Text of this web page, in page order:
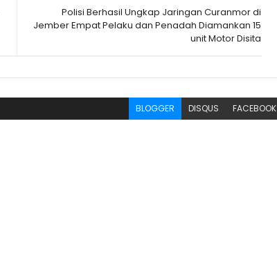
Polisi Berhasil Ungkap Jaringan Curanmor di
Jember Empat Pelaku dan Penadah Diamankan 15
unit Motor Disita
BLOGGER DISQUS FACEBOOK